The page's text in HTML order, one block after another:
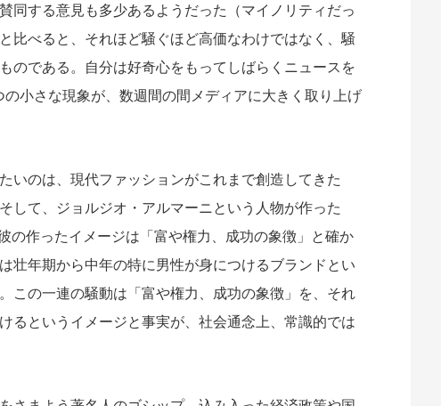
同する意見も多少あるようだった（マイノリティだっ
比べると、それほど騒ぐほど高価なわけではなく、騒
である。自分は好奇心をもってしばらくニュースを
小さな現象が、数週間の間メディアに大きく取り上げ
いのは、現代ファッションがこれまで創造してきた
して、ジョルジオ・アルマーニという人物が作った
の作ったイメージは「富や権力、成功の象徴」と確か
壮年期から中年の特に男性が身につけるブランドとい
この一連の騒動は「富や権力、成功の象徴」を、それ
るというイメージと事実が、社会通念上、常識的では